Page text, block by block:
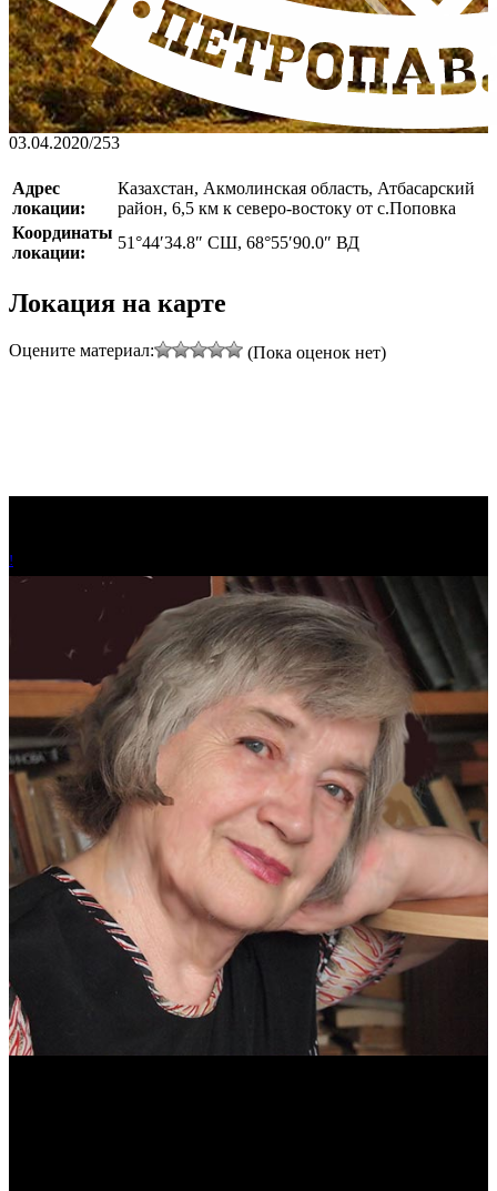
03.04.2020/253
Адрес
локации:
Казахстан, Акмолинская область, Атбасарский
район, 6,5 км к северо-востоку от с.Поповка
Координаты
локации:
51°44′34.8″ СШ, 68°55′90.0″ ВД
Локация на карте
Оцените материал: (Пока оценок нет)
!